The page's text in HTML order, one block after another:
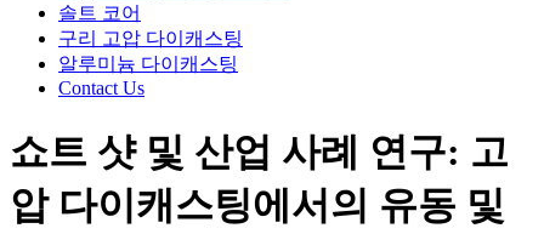
솔트 코어
구리 고압 다이캐스팅
알루미늄 다이캐스팅
Contact Us
쇼트 샷 및 산업 사례 연구: 고
압 다이캐스팅에서의 유동 및